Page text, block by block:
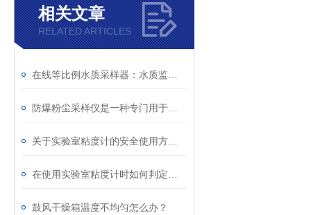
相关文章
RELATED ARTICLES
鼓风干燥箱温度不均匀怎么办？